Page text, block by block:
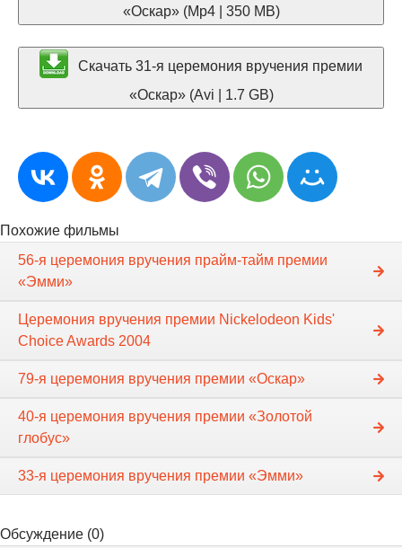
«Оскар» (Mp4 | 350 MB)
Скачать 31-я церемония вручения премии
«Оскар» (Avi | 1.7 GB)
Похожие фильмы
56-я церемония вручения прайм-тайм премии
«Эмми»
Церемония вручения премии Nickelodeon Kids'
Choice Awards 2004
79-я церемония вручения премии «Оскар»
40-я церемония вручения премии «Золотой
глобус»
33-я церемония вручения премии «Эмми»
Обсуждение (0)